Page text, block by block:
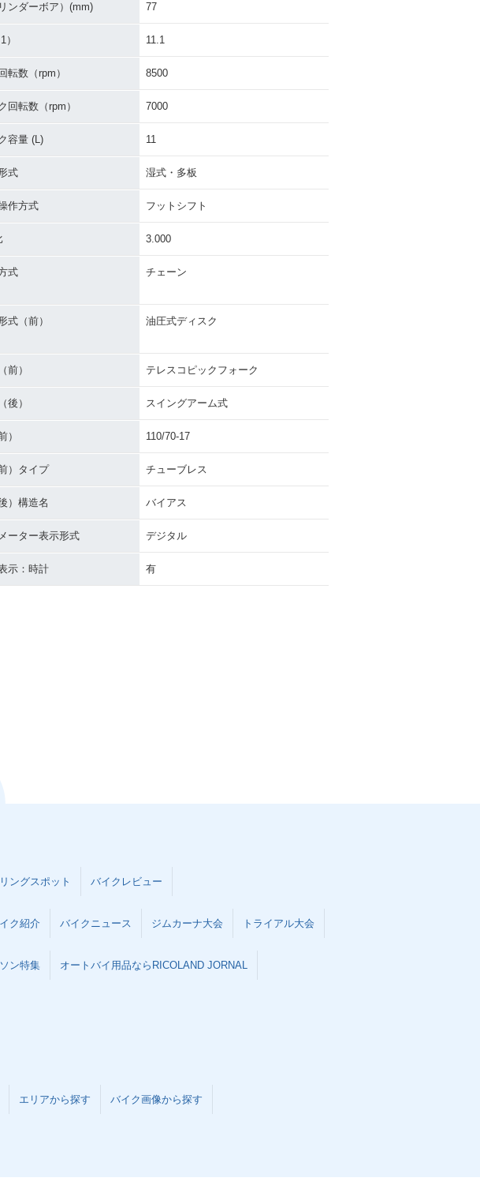
ンダーボア）(mm) 77
11.1
転数（rpm） 8500
回転数（rpm） 7000
容量 (L) 11
式 湿式・多板
作方式 フットシフト
3.000
式 チェーン
式（前） 油圧式ディスク
前） テレスコピックフォーク
後） スイングアーム式
） 110/70-17
）タイプ チューブレス
）構造名 バイアス
ーター表示形式 デジタル
示：時計 有
ングスポット バイクレビュー
ク紹介 バイクニュース ジムカーナ大会 トライアル大会
ン特集 オートバイ用品ならRICOLAND JORNAL
エリアから探す バイク画像から探す